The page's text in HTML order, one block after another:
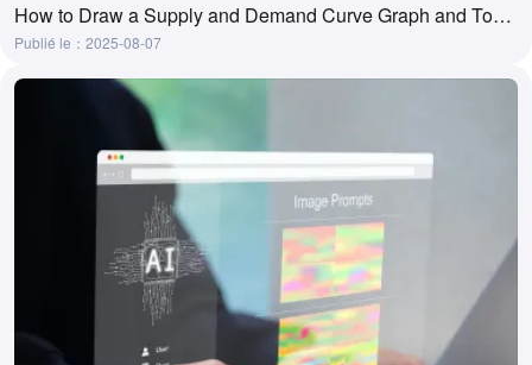
How to Draw a Supply and Demand Curve Graph and Tool Recommendations
Publié le：2025-08-07